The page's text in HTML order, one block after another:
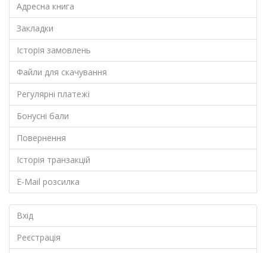
Адресна книга
Закладки
Історія замовлень
Файли для скачування
Регулярні платежі
Бонусні бали
Повернення
Історія транзакцій
E-Mail розсилка
Вхід
Реєстрація